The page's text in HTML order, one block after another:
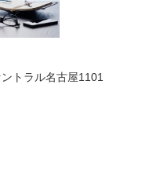
トラル名古屋1101